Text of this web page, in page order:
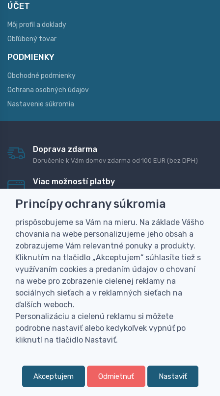
ÚČET
Môj profil a doklady
Obľúbený tovar
PODMIENKY
Obchodné podmienky
Ochrana osobných údajov
Nastavenie súkromia
Doprava zdarma
Doručenie k Vám domov zdarma od 100 EUR (bez DPH)
Viac možností platby
dobierku
Personalizácia
Vyrobíme Vám vlastný originálny darček
Skúsenosť
Široký sortiment, z ktorého Vám pomôžeme vybrať
0
Princípy ochrany súkromia
prispôsobujeme sa Vám na mieru. Na základe Vášho
chovania na webe personalizujeme jeho obsah a
zobrazujeme Vám relevantné ponuky a produkty.
Kliknutím na tlačidlo „Akceptujem“ súhlasíte tiež s
využívaním cookies a predaním údajov o chovaní
na webe pro zobrazenie cielenej reklamy na
sociálnych sieťach a v reklamných sieťach na
ďalších weboch.
Personalizáciu a cielenú reklamu si môžete
podrobne nastaviť alebo kedykoľvek vypnúť po
kliknutí na tlačidlo Nastaviť.
Akceptujem Odmietnuť Nastaviť